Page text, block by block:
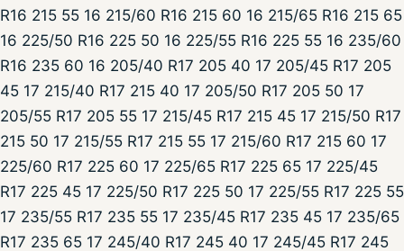
R16 215 55 16 215/60 R16 215 60 16 215/65 R16 215 65
16 225/50 R16 225 50 16 225/55 R16 225 55 16 235/60
R16 235 60 16 205/40 R17 205 40 17 205/45 R17 205
45 17 215/40 R17 215 40 17 205/50 R17 205 50 17
205/55 R17 205 55 17 215/45 R17 215 45 17 215/50 R17
215 50 17 215/55 R17 215 55 17 215/60 R17 215 60 17
225/60 R17 225 60 17 225/65 R17 225 65 17 225/45
R17 225 45 17 225/50 R17 225 50 17 225/55 R17 225 55
17 235/55 R17 235 55 17 235/45 R17 235 45 17 235/65
R17 235 65 17 245/40 R17 245 40 17 245/45 R17 245